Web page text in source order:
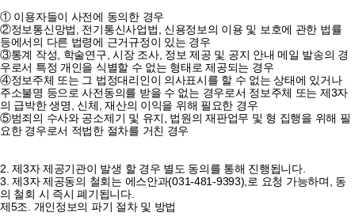
① 이용자들이 사전에 동의한 경우
②정보통신망법, 전기통신사업법, 신용정보의 이용 및 보호에 관한 법률
등에서의 다른 법령에 근거규정이 있는 경우
③통계 작성, 학술연구, 시장 조사, 정보 제공 및 공지 안내 메일 발송의 경
우로서 특정 개인을 식별할 수 없는 형태로 제공되는 경우
④정보주체 또는 그 법정대리인이 의사표시를 할 수 없는 상태에 있거나
주소불명 등으로 사전동의를 받을 수 없는 경우로서 정보주체 또는 제3자
의 급박한 생명, 신체, 재산의 이익을 위해 필요한 경우
⑤범죄의 수사와 공소제기 및 유지, 법원의 재판업무 및 형 집행을 위해 필
요한 경우로서 적법한 절차를 거친 경우
2. 제3자 제공기관이 발생 할 경우 별도 동의를 통해 진행됩니다.
3. 제3자 제공동의 철회는 에스안과(031-481-9393),로 요청 가능하며, 동
의 철회 시 즉시 폐기됩니다.
제5조. 개인정보의 파기 절차 및 방법